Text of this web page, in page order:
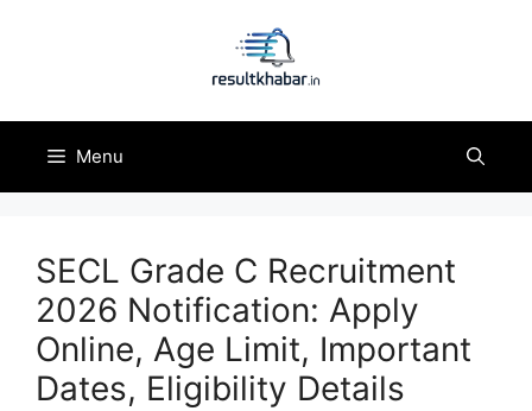
Menu
SECL Grade C Recruitment
2026 Notification: Apply
Online, Age Limit, Important
Dates, Eligibility Details